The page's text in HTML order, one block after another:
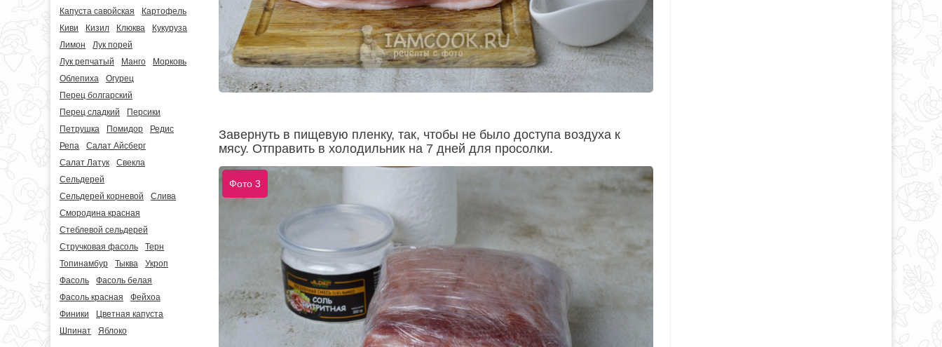
Капуста савойская
Картофель
Киви
Кизил Клюква
Кукуруза
Лимон
Лук порей
Лук репчатый
Манго
Морковь
Облепиха
Огурец
Перец болгарский
Перец сладкий
Персики
Петрушка
Помидор
Редис
Репа
Салат Айсберг
Салат Латук
Свекла
Сельдерей
Сельдерей корневой
Слива
Смородина красная
Стеблевой сельдерей
Стручковая фасоль
Терн
Топинамбур
Тыква
Укроп
Фасоль
Фасоль белая
Фасоль красная
Фейхоа
Финики
Цветная капуста
Шпинат
Яблоко
Завернуть в пищевую пленку, так, чтобы не было доступа воздуха к
мясу. Отправить в холодильник на 7 дней для просолки.
Фото 3